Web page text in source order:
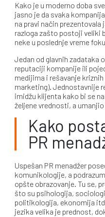
Kako je u moderno doba
jasno je da svaka
na pravi način prezentovala
razloga zašto postoji veliki
neke u poslednje vreme
Jedan od glavnih zadataka
reputaciji kompanije ili
medijima i rešavanje
marketing). Jednostavnije
imidžu klijenta kako bi se
željene vrednosti, a
Kako
PR
Uspešan PR menadžer
komunikologije, a
opšte obrazovanje. Tu se,
što su psihologija,
politikologija, ekonomija
jezika velika je prednost,